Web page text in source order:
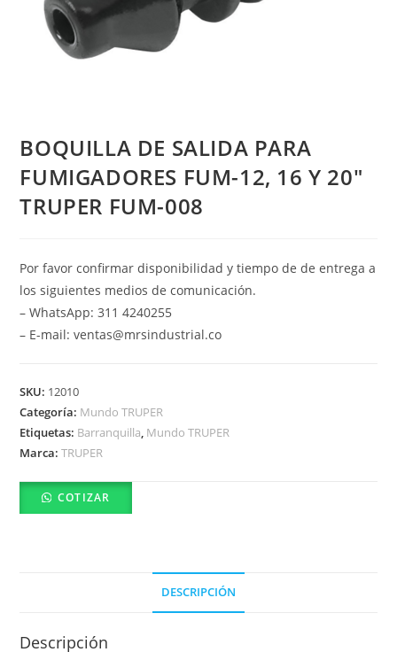
BOQUILLA DE SALIDA PARA
FUMIGADORES FUM-12, 16 Y 20″
TRUPER FUM-008
Por favor confirmar disponibilidad y tiempo de de entrega a
los siguientes medios de comunicación.
– WhatsApp: 311 4240255
– E-mail: ventas@mrsindustrial.co
SKU: 12010
Categoría: Mundo TRUPER
Etiquetas: Barranquilla, Mundo TRUPER
Marca:TRUPER
COTIZAR
DESCRIPCIÓN
Descripción